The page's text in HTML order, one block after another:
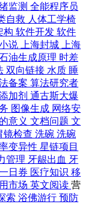
监测 全能程序员
自救 人体工学椅
构 软件开发 软件
说 上海封城
上海
油生成原理 时差
双向链接 水质 睡
备案 算法研究者
加剂 通古斯大爆
图像生成 网络安
意义 文档问题 文
镜检查 洗碗 洗碗
变异性 星链项目
管理 牙龈出血 牙
日券 医疗知识 移
市场 英文阅读 营
索 浴佛游行 预防